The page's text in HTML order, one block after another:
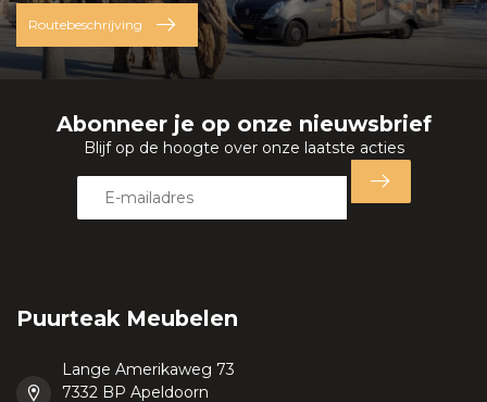
Routebeschrijving
Abonneer je op onze nieuwsbrief
Blijf op de hoogte over onze laatste acties
Puurteak Meubelen
Lange Amerikaweg 73
7332 BP Apeldoorn